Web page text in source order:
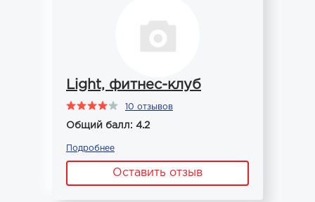
Light, фитнес-клуб
10 отзывов
Общий балл: 4.2
Подробнее
Оставить отзыв